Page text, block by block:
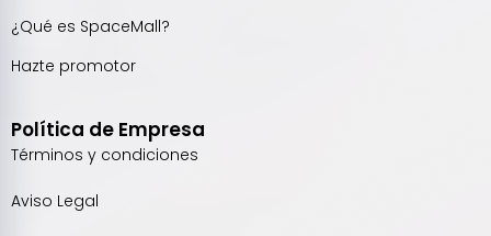
¿Qué es SpaceMall?
Hazte promotor
Política de Empresa
Términos y condiciones
Aviso Legal